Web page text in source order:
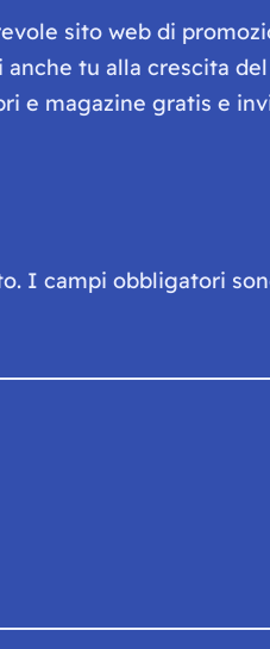
sito web di
tu alla crescita
e magazine gratis e
I campi obbligatori